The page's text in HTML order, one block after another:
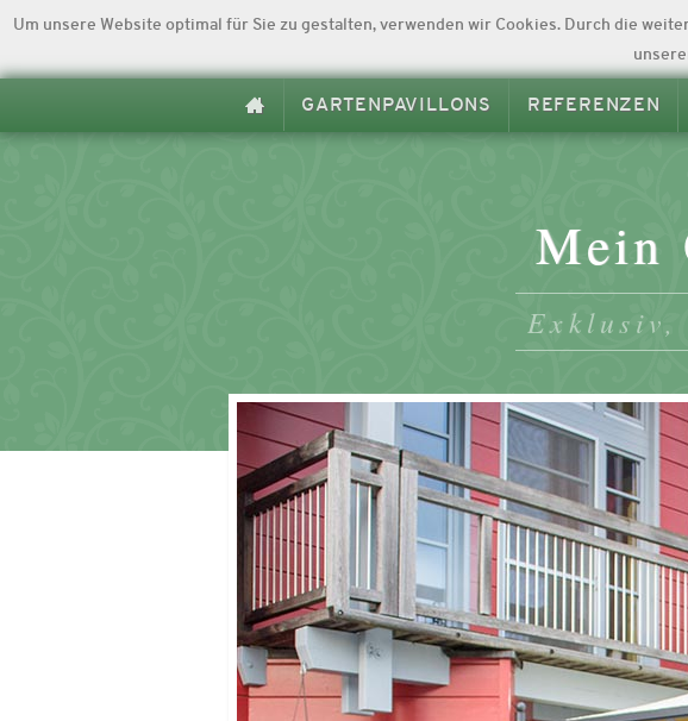
Um unsere Website optimal für Sie zu gestalten, verwenden wir Cookies. Durch die
GARTENPAVILLONS REFERENZEN
Mein
Exklusiv,